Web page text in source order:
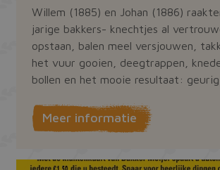
Willem (1885) en Johan (1886)
jarige bakkers- knechtjes al
opstaan, balen meel versjouwen,
het vuur gooien, deegtrappen,
bollen en het mooie resultaat:
Meer informatie